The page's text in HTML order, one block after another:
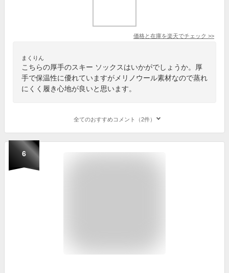
価格と在庫を楽天でチェック >>
まくりん
こちらの厚手のスキー ソックスはいかがでしょうか。厚
手で保温性に優れていますがメリノウール素材なので蒸れ
にくく履き心地が良いと思います。
全てのおすすめコメント（2件）
6